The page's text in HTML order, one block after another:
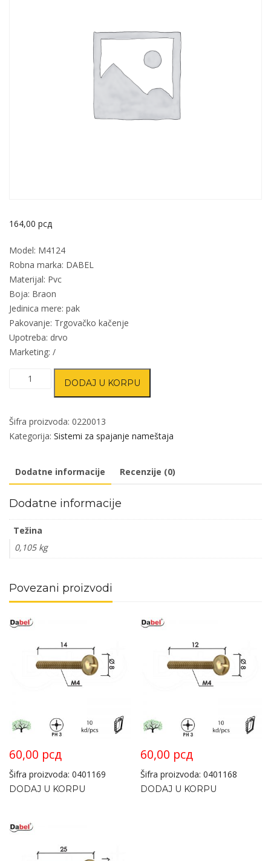
164,00 рсд
Model: M4124
Robna marka: DABEL
Materijal: Pvc
Boja: Braon
Jedinica mere: pak
Pakovanje: Trgovačko kačenje
Upotreba: drvo
Marketing: /
Magnet
M4124
Braon
5kg
količina
DODAJ U KORPU
Šifra proizvoda: 0220013
Kategorija: Sistemi za spajanje nameštaja
Dodatne informacije Recenzije (0)
Dodatne informacije
Težina
0,105 kg
Povezani proizvodi
60,00 рсд
Šifra proizvoda: 0401169
DODAJ U KORPU
60,00 рсд
Šifra proizvoda: 0401168
DODAJ U KORPU